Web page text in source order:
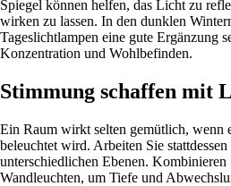
Spiegel können helfen, das Licht zu
wirken zu lassen. In den dunklen
Tageslichtlampen eine gute Ergänzung
Konzentration und Wohlbefinden.
Stimmung schaffen mit
Ein Raum wirkt selten gemütlich, wenn
beleuchtet wird. Arbeiten Sie
unterschiedlichen Ebenen. Kombinieren
Wandleuchten, um Tiefe und